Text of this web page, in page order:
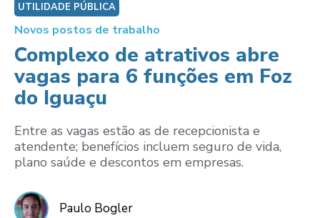
UTILIDADE PÚBLICA
Novos postos de trabalho
Complexo de atrativos abre
vagas para 6 funções em Foz
do Iguaçu
Entre as vagas estão as de recepcionista e
atendente; benefícios incluem seguro de vida,
plano saúde e descontos em empresas.
Paulo Bogler